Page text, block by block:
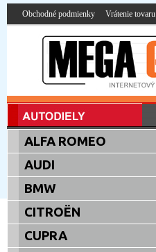
Obchodné podmienky Vrátenie tovaru
ALFA ROMEO
AUDI
BMW
CITROËN
CUPRA